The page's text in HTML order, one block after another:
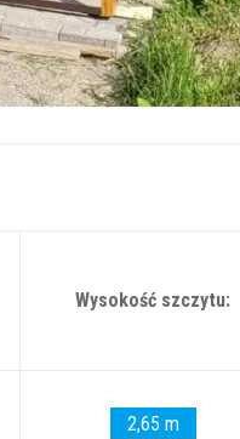
Wysokość szczytu:
2,65 m